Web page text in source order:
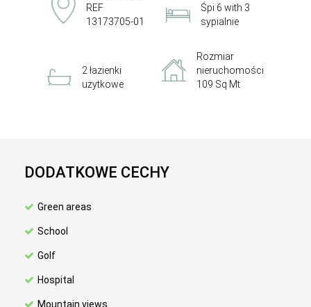
REF
13173705-01
Śpi 6 with 3
sypialnie
2 łazienki
użytkowe
Rozmiar
nieruchomości
109 Sq Mt
DODATKOWE CECHY
Green areas
School
Golf
Hospital
Mountain views